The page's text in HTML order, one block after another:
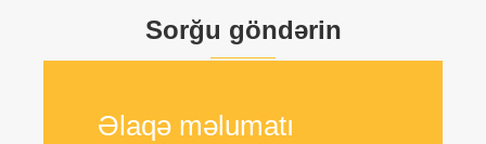
Sorğu göndərin
Əlaqə məlumatı